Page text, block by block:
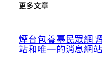
更多文章
煙台包養臺民眾網
站和唯一的消息網站